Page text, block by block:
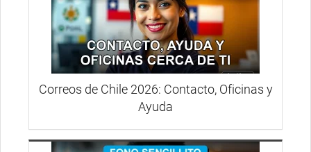
Correos de Chile 2026: Contacto, Oficinas y
Ayuda